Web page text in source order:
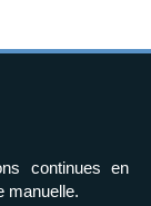
continues en
manuelle.